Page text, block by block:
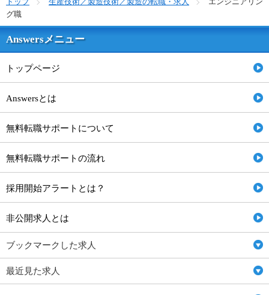
グ職
Answersメニュー
トップページ
Answersとは
無料転職サポートについて
無料転職サポートの流れ
採用開始アラートとは？
非公開求人とは
ブックマークした求人
最近見た求人